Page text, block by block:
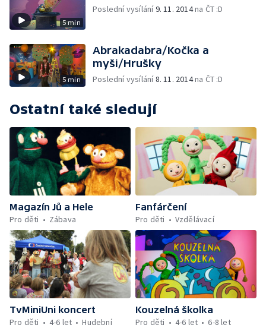
5 min
Poslední vysílání9. 11. 2014na ČT :D
5 min
Abrakadabra/Kočka a
myši/Hrušky
Poslední vysílání8. 11. 2014na ČT :D
Ostatní také sledují
Magazín Jů a Hele
Pro děti
Zábava
Fanfárčení
Pro děti
Vzdělávací
TvMiniUni koncert
Pro děti
4-6 let Hudební
Kouzelná školka
Pro děti
4-6 let 6-8 let